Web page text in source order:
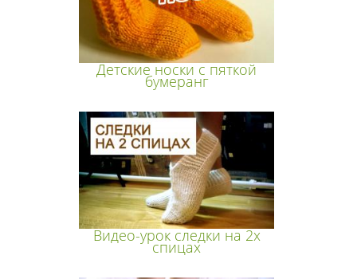
Детские носки с пяткой
бумеранг
Видео-урок следки на 2х
спицах